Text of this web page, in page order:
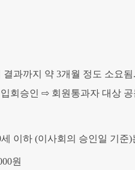
과까지 약 3개월 정도 소요됨.
회승인 ⇨ 회원통과자 대상
이하 (이사회의 승인일 기준
원